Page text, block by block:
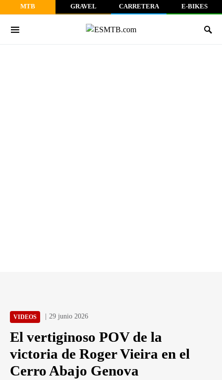
MTB GRAVEL CARRETERA E-BIKES
VIDEOS 29 junio 2026
El vertiginoso POV de la
victoria de Roger Vieira en el
Cerro Abajo Genova